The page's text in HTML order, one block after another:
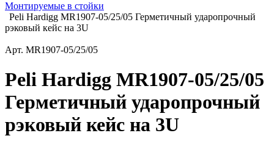
Монтируемые в стойки
Peli Hardigg MR1907-05/25/05 Герметичный ударопрочный
рэковый кейс на 3U
Арт. MR1907-05/25/05
Peli Hardigg MR1907-05/25/05
Герметичный ударопрочный
рэковый кейс на 3U